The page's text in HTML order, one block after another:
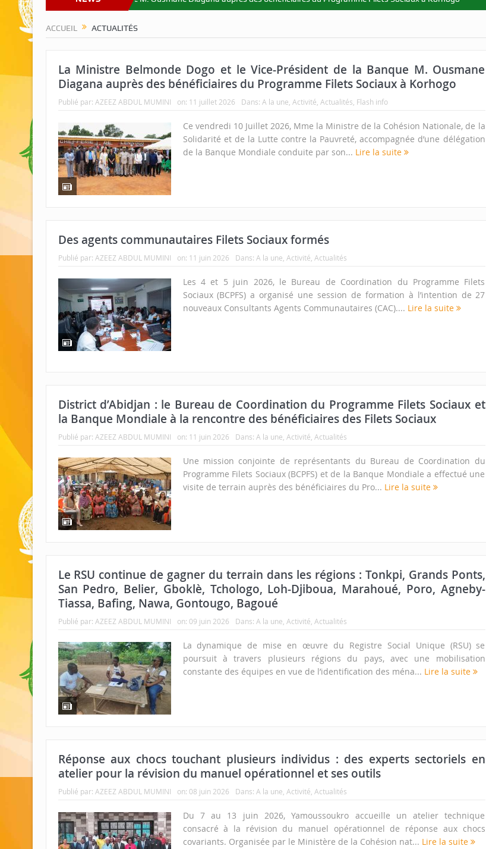
ACCUEIL ACTUALITÉS
La Ministre Belmonde Dogo et le Vice-Président de la Banque M. Ousmane
Diagana auprès des bénéficiaires du Programme Filets Sociaux à Korhogo
Publié par: AZEEZ ABDUL MUMINI on: 11 juillet 2026 Dans: A la une Activité Actualités Flash info
Ce vendredi 10 Juillet 2026, Mme la Ministre de la Cohésion Nationale, de la
Solidarité et de la Lutte contre la Pauvreté, accompagnée d’une délégation
de la Banque Mondiale conduite par son... Lire la suite
Des agents communautaires Filets Sociaux formés
Publié par: AZEEZ ABDUL MUMINI on: 11 juin 2026 Dans: A la une Activité Actualités
Les 4 et 5 juin 2026, le Bureau de Coordination du Programme Filets
Sociaux (BCPFS) a organisé une session de formation à l’intention de 27
nouveaux Consultants Agents Communautaires (CAC).... Lire la suite
District d’Abidjan : le Bureau de Coordination du Programme Filets Sociaux et
la Banque Mondiale à la rencontre des bénéficiaires des Filets Sociaux
Publié par: AZEEZ ABDUL MUMINI on: 11 juin 2026 Dans: A la une Activité Actualités
Une mission conjointe de représentants du Bureau de Coordination du
Programme Filets Sociaux (BCPFS) et de la Banque Mondiale a effectué une
visite de terrain auprès des bénéficiaires du Pro... Lire la suite
Le RSU continue de gagner du terrain dans les régions : Tonkpi, Grands Ponts,
San Pedro, Belier, Gboklè, Tchologo, Loh-Djiboua, Marahoué, Poro, Agneby-
Tiassa, Bafing, Nawa, Gontougo, Bagoué
Publié par: AZEEZ ABDUL MUMINI on: 09 juin 2026 Dans: A la une Activité Actualités
La dynamique de mise en œuvre du Registre Social Unique (RSU) se
poursuit à travers plusieurs régions du pays, avec une mobilisation
constante des équipes en vue de l’identification des ména... Lire la suite
Réponse aux chocs touchant plusieurs individus : des experts sectoriels en
atelier pour la révision du manuel opérationnel et ses outils
Publié par: AZEEZ ABDUL MUMINI on: 08 juin 2026 Dans: A la une Activité Actualités
Du 7 au 13 juin 2026, Yamoussoukro accueille un atelier technique
consacré à la révision du manuel opérationnel de réponse aux chocs
covariants. Organisée par le Ministère de la Cohésion nat... Lire la suite